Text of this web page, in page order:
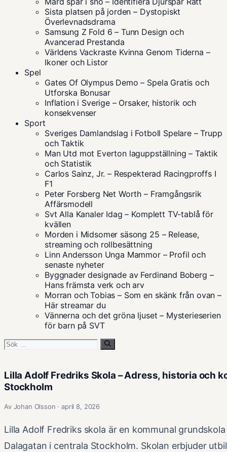
Sista platsen på jorden – Dystopiskt
Överlevnadsdrama
Samsung Z Fold 6 – Tunn Design och
Avancerad Prestanda
Världens Vackraste Kvinna Genom Tiderna –
Ikoner och Listor
Spel
Gates Of Olympus Demo – Spela Gratis och
Utforska Bonusar
Inflation i Sverige – Orsaker, historik och
konsekvenser
Sport
Sveriges Damlandslag i Fotboll Spelare – Trupp
och Taktik
Man Utd mot Everton laguppställning – Taktik
och Statistik
Carlos Sainz, Jr. – Respekterad Racingproffs I
F1
Peter Forsberg Net Worth – Framgångsrik
Affärsmodell
Svt Alla Kanaler Idag – Komplett TV-tablå för
kvällen
Morden i Midsomer säsong 25 – Release,
streaming och rollbesättning
Linn Andersson Unga Mammor – Profil och
senaste nyheter
Byggnader designade av Ferdinand Boberg –
Hans främsta verk och arv
Morran och Tobias – Som en skänk från ovan –
Här streamar du
Vännerna och det gröna ljuset – Mysterieserien
för barn på SVT
Sök
Lilla Adolf Fredriks Skola – Adress, historia och
Stockholm
Av Johan Olsson · april 8, 2026
Lilla Adolf Fredriks skola är en kommunal
Dalagatan i centrala Stockholm. Skolan erbjuder